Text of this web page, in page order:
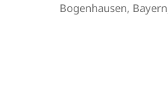
Bogenhausen,